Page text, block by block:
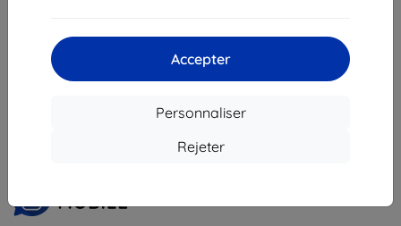
Accepter
Personnaliser
Rejeter
du total